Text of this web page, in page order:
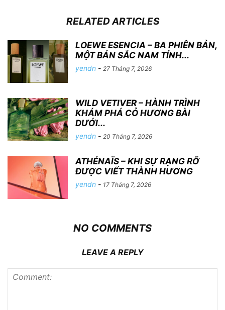
RELATED ARTICLES
LOEWE ESENCIA – BA PHIÊN BẢN,
MỘT BẢN SẮC NAM TÍNH...
yendn - 27 Tháng 7, 2026
WILD VETIVER – HÀNH TRÌNH
KHÁM PHÁ CỎ HƯƠNG BÀI
DƯỚI...
yendn - 20 Tháng 7, 2026
ATHÉNAÏS – KHI SỰ RẠNG RỠ
ĐƯỢC VIẾT THÀNH HƯƠNG
yendn - 17 Tháng 7, 2026
NO COMMENTS
LEAVE A REPLY